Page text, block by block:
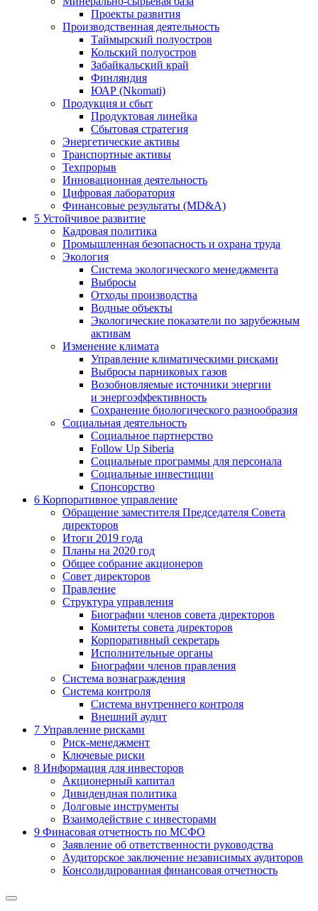
Проекты развития
Производственная деятельность
Таймырский полуостров
Кольский полуостров
Забайкальский край
Финляндия
ЮАР (Nkomati)
Продукция и сбыт
Продуктовая линейка
Сбытовая стратегия
Энергетические активы
Транспортные активы
Техпрорыв
Инновационная деятельность
Цифровая лаборатория
Финансовые результаты (MD&A)
5 Устойчивое развитие
Кадровая политика
Промышленная безопасность и охрана труда
Экология
Система экологического менеджмента
Выбросы
Отходы производства
Водные объекты
Экологические показатели по зарубежным
активам
Изменение климата
Управление климатическими рисками
Выбросы парниковых газов
Возобновляемые источники энергии
и энергоэффективность
Сохранение биологического разнообразия
Социальная деятельность
Социальное партнерство
Follow Up Siberia
Социальные программы для персонала
Социальные инвестиции
Спонсорство
6 Корпоративное управление
Обращение заместителя Председателя Совета
директоров
Итоги 2019 года
Планы на 2020 год
Общее собрание акционеров
Совет директоров
Правление
Структура управления
Биографии членов совета директоров
Комитеты совета директоров
Корпоративный секретарь
Исполнительные органы
Биографии членов правления
Система вознаграждения
Система контроля
Система внутреннего контроля
Внешний аудит
7 Управление рисками
Риск-менеджмент
Ключевые риски
8 Информация для инвесторов
Акционерный капитал
Дивидендная политика
Долговые инструменты
Взаимодействие с инвеcторами
9 Финасовая отчетность по МСФО
Заявление об ответственности руководства
Аудиторское заключение независимых аудиторов
Консолидированная финансовая отчетность